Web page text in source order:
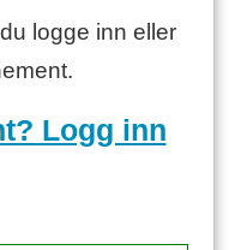
logge inn eller
Logg inn